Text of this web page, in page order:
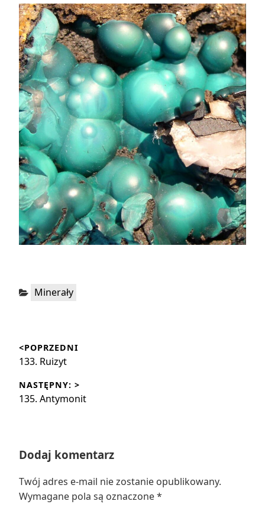
Kategorie:
Minerały
wpisu
<POPRZEDNI
Poprzedni
133. Ruizyt
NASTĘPNY: >
Następny
135. Antymonit
Dodaj komentarz
Twój adres e-mail nie zostanie opublikowany.
Wymagane pola są oznaczone*